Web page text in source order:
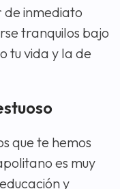
de inmediato
tranquilos bajo
tu vida y la de
que te hemos
es muy
y